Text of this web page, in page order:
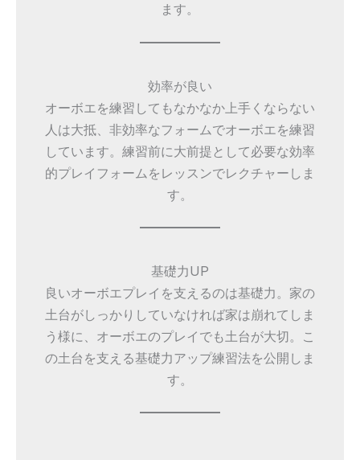
ます。
効率が良い
オーボエを練習してもなかなか上手くならない
人は大抵、非効率なフォームでオーボエを練習
しています。練習前に大前提として必要な効率
的プレイフォームをレッスンでレクチャーしま
す。
基礎力UP
良いオーボエプレイを支えるのは基礎力。家の
土台がしっかりしていなければ家は崩れてしま
う様に、オーボエのプレイでも土台が大切。こ
の土台を支える基礎力アップ練習法を公開しま
す。